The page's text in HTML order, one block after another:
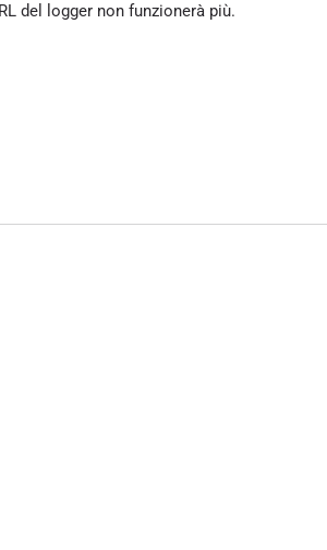
del logger non funzionerà più.